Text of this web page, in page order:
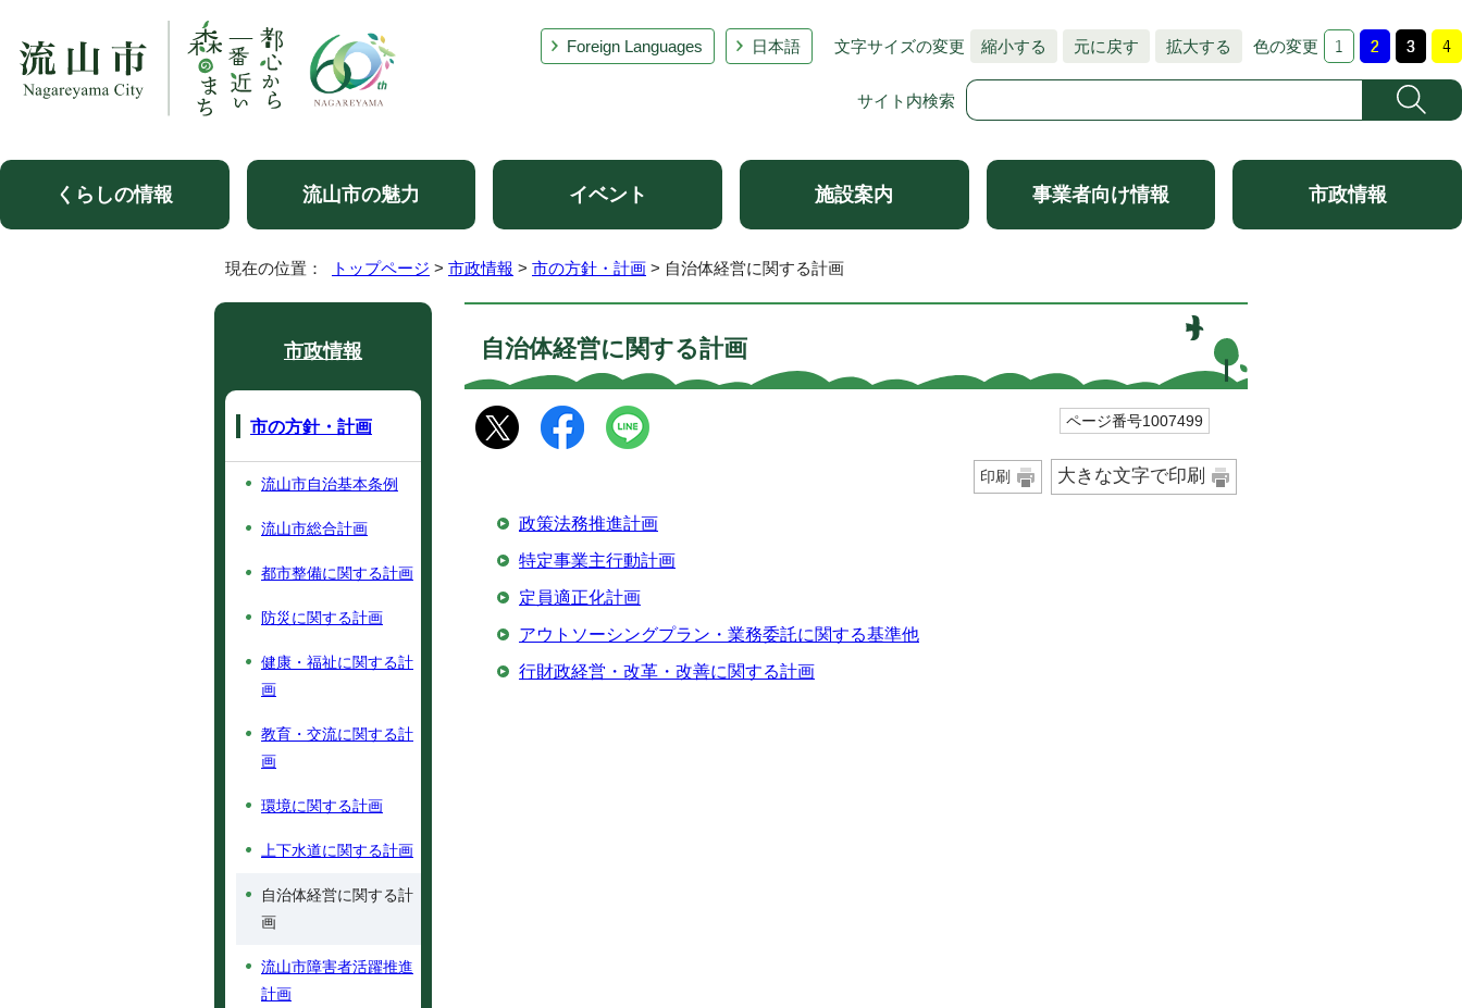
Foreign Languages 日本語 文字サイズの変更 縮小する 元に戻す 拡大する 色の変更
サイト内検索
くらしの情報 流山市の魅力 イベント 施設案内 事業者向け情報 市政情報
現在の位置： トップページ > 市政情報 > 市の方針・計画 > 自治体経営に関する計画
自治体経営に関する計画
ページ番号1007499
印刷 大きな文字で印刷
政策法務推進計画
特定事業主行動計画
定員適正化計画
アウトソーシングプラン・業務委託に関する基準他
行財政経営・改革・改善に関する計画
市政情報
市の方針・計画
流山市自治基本条例
流山市総合計画
都市整備に関する計画
防災に関する計画
健康・福祉に関する計
画
教育・交流に関する計
画
環境に関する計画
上下水道に関する計画
自治体経営に関する計
画
流山市障害者活躍推進
計画